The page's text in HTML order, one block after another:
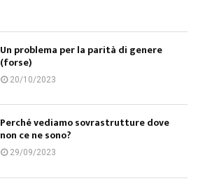
Un problema per la parità di genere
(forse)
20/10/2023
Perché vediamo sovrastrutture dove
non ce ne sono?
29/09/2023